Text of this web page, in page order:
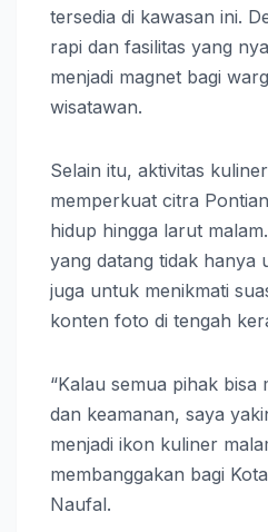
tersedia di kawasan ini.
rapi dan fasilitas yang
menjadi magnet bagi
wisatawan.
Selain itu, aktivitas
memperkuat citra
hidup hingga larut
yang datang tidak hanya
juga untuk menikmati
konten foto di tengah
“Kalau semua pihak bisa
dan keamanan, saya
menjadi ikon kuliner
membanggakan bagi
Naufal.